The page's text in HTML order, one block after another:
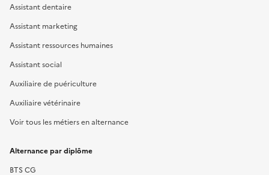
Assistant dentaire
Assistant marketing
Assistant ressources humaines
Assistant social
Auxiliaire de puériculture
Auxiliaire vétérinaire
Voir tous les métiers en alternance
Alternance par diplôme
BTS CG